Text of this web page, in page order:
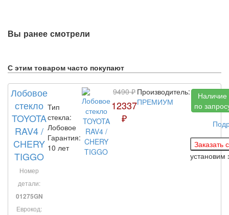
Вы ранее смотрели
С этим товаром часто покупают
Лобовое
стекло
TOYOTA
RAV4 /
CHERY
TIGGO
Номер
детали:
01275GN
Еврокод:
Тип
стекла:
Лобовое
Гарантия:
10 лет
9490 ₽
12337
₽
Производитель:
ПРЕМИУМ
Наличие
по
установим